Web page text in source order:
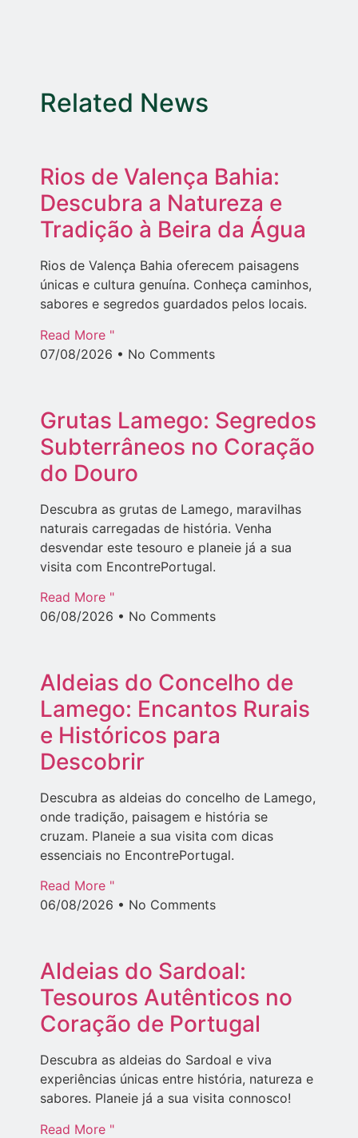
Related News
Rios de Valença Bahia:
Descubra a Natureza e
Tradição à Beira da Água
Rios de Valença Bahia oferecem paisagens
únicas e cultura genuína. Conheça caminhos,
sabores e segredos guardados pelos locais.
Read More "
07/08/2026
No Comments
Grutas Lamego: Segredos
Subterrâneos no Coração
do Douro
Descubra as grutas de Lamego, maravilhas
naturais carregadas de história. Venha
desvendar este tesouro e planeie já a sua
visita com EncontrePortugal.
Read More "
06/08/2026
No Comments
Aldeias do Concelho de
Lamego: Encantos Rurais
e Históricos para
Descobrir
Descubra as aldeias do concelho de Lamego,
onde tradição, paisagem e história se
cruzam. Planeie a sua visita com dicas
essenciais no EncontrePortugal.
Read More "
06/08/2026
No Comments
Aldeias do Sardoal:
Tesouros Autênticos no
Coração de Portugal
Descubra as aldeias do Sardoal e viva
experiências únicas entre história, natureza e
sabores. Planeie já a sua visita connosco!
Read More "